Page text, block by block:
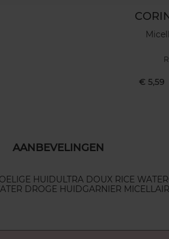
€ 5,59
AANBEVELINGEN
HUIDULTRA DOUX RICE WATER
DROGE HUIDGARNIER